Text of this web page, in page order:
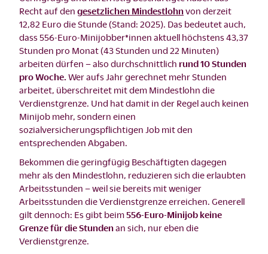
Recht auf den gesetzlichen Mindestlohnvon derzeit
12,82 Euro die Stunde (Stand: 2025). Das bedeutet auch,
dass 556-Euro-Minijobber*innen aktuell höchstens 43,37
Stunden pro Monat (43 Stunden und 22 Minuten)
arbeiten dürfen – also durchschnittlich rund 10 Stunden
pro Woche. Wer aufs Jahr gerechnet mehr Stunden
arbeitet, überschreitet mit dem Mindestlohn die
Verdienstgrenze. Und hat damit in der Regel auch keinen
Minijob mehr, sondern einen
sozialversicherungspflichtigen Job mit den
entsprechenden Abgaben.
Bekommen die geringfügig Beschäftigten dagegen
mehr als den Mindestlohn, reduzieren sich die erlaubten
Arbeitsstunden – weil sie bereits mit weniger
Arbeitsstunden die Verdienstgrenze erreichen. Generell
gilt dennoch: Es gibt beim 556-Euro-Minijob keine
Grenze für die Stundenan sich, nur eben die
Verdienstgrenze.